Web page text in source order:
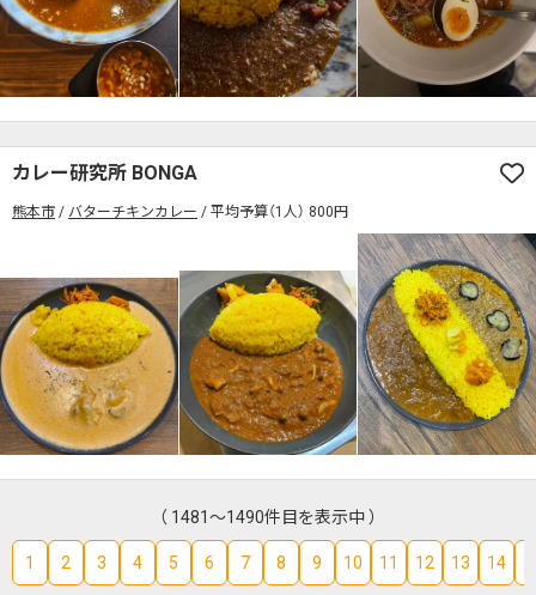
カレー研究所 BONGA
熊本市 バターチキンカレー 平均予算（1人） 800円
（ 1481～1490件目を表示中 ）
1 2 3 4 5 6 7 8 9 10 11 12 13 14